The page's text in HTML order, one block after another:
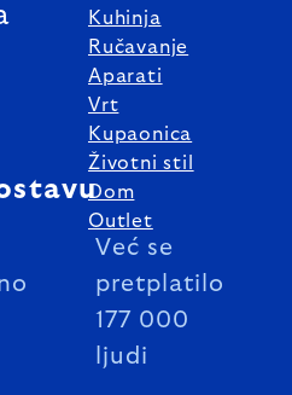
Već se
pretplatilo
177 000
ljudi
Kuhinja
Ručavanje
Aparati
Vrt
Kupaonica
Životni stil
Dom
Outlet